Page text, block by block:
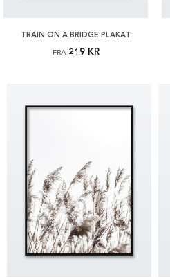
TRAIN ON A BRIDGE PLAKAT
FRA 219 KR